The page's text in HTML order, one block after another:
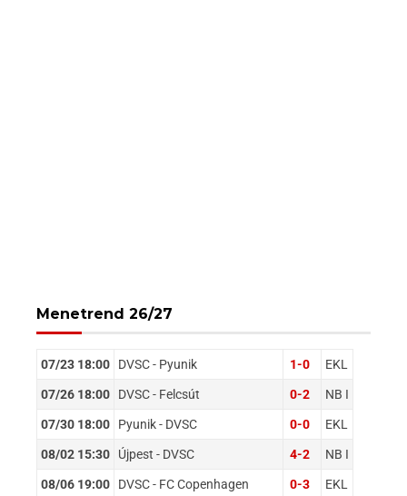
Menetrend 26/27
07/23 18:00 DVSC - Pyunik 1-0 EKL
07/26 18:00 DVSC - Felcsút 0-2 NB I
07/30 18:00 Pyunik - DVSC 0-0 EKL
08/02 15:30 Újpest - DVSC 4-2 NB I
08/06 19:00 DVSC - FC Copenhagen 0-3 EKL